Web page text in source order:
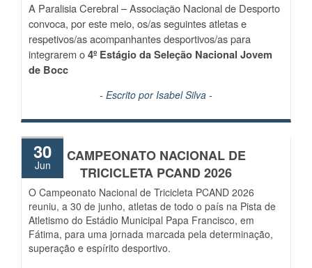
A Paralisia Cerebral – Associação Nacional de Desporto
convoca, por este meio, os/as seguintes atletas e
respetivos/as acompanhantes desportivos/as para
integrarem o4º Estágio da Seleção Nacional Jovem
de Bocc
- Escrito porIsabel Silva -
CAMPEONATO NACIONAL DE
TRICICLETA PCAND 2026
30
Jun
O Campeonato Nacional de Tricicleta PCAND 2026
reuniu, a 30 de junho, atletas de todo o país na Pista de
Atletismo do Estádio Municipal Papa Francisco, em
Fátima, para uma jornada marcada pela determinação,
superação e espírito desportivo.